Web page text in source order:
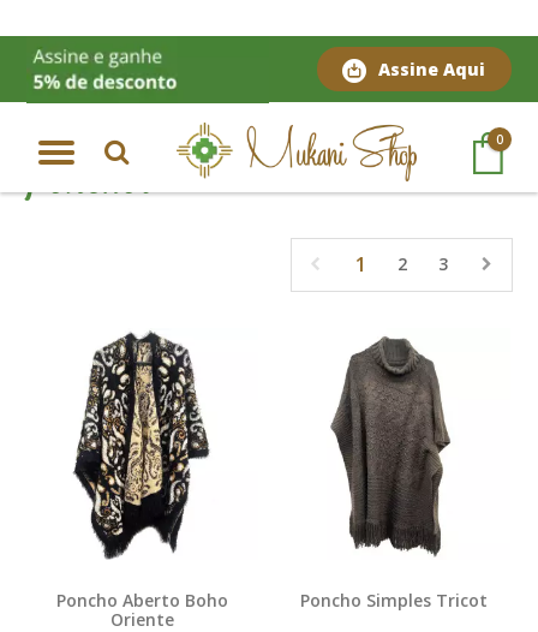
Assine Aqui
0
Moda Étnica| Ponchos
Ponchos
1 2 3
Poncho Aberto Boho
Oriente
Poncho Simples Tricot